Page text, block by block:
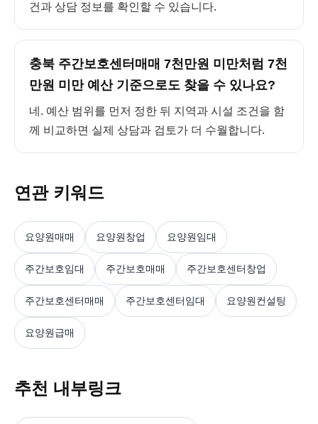
건과 상담 정보를 확인할 수 있습니다.
충북 주간보호센터매매 7천만원 미만처럼 7천
만원 미만 예산 기준으로도 찾을 수 있나요?
네. 예산 범위를 먼저 정한 뒤 지역과 시설 조건을 함
께 비교하면 실제 상담과 검토가 더 수월합니다.
연관 키워드
요양원매매 요양원창업 요양원임대
주간보호임대 주간보호매매 주간보호센터창업
주간보호센터매매 주간보호센터임대 요양원컨설팅
요양원급매
추천 내부링크